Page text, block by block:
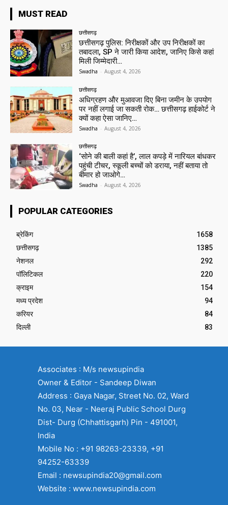
MUST READ
छत्तीसगढ़
छत्तीसगढ़ पुलिस: निरीक्षकों और उप निरीक्षकों का
तबादला, SP ने जारी किया आदेश, जानिए किसे कहां
मिली जिम्मेदारी…
Swadha - August 4, 2026
छत्तीसगढ़
अधिग्रहण और मुआवजा दिए बिना जमीन के उपयोग
पर नहीं लगाई जा सकती रोक… छत्तीसगढ़ हाईकोर्ट ने
क्यों कहा ऐसा जानिए…
Swadha - August 4, 2026
छत्तीसगढ़
‘सोने की बाली कहां है’, लाल कपड़े में नारियल बांधकर
पहुंची टीचर, स्कूली बच्चों को डराया, नहीं बताया तो
बीमार हो जाओगे…
Swadha - August 4, 2026
POPULAR CATEGORIES
ब्रेकिंग
1658
छत्तीसगढ़
1385
नेशनल
292
पॉलिटिकल
220
क्राइम
154
मध्य प्रदेश
94
करियर
84
दिल्ली
83
Associates : M/s newsupindia
Owner & Editor - Sandeep Diwan
Address : Gaya Nagar, Street No. 02, Ward
No. 03, Near - Neeraj Public School Durg
Dist- Durg (Chhattisgarh) Pin - 491001,
India
Mobile No : +91 98263-23339, +91
94252-63339
Email : newsupindia20@gmail.com
Website : www.newsupindia.com